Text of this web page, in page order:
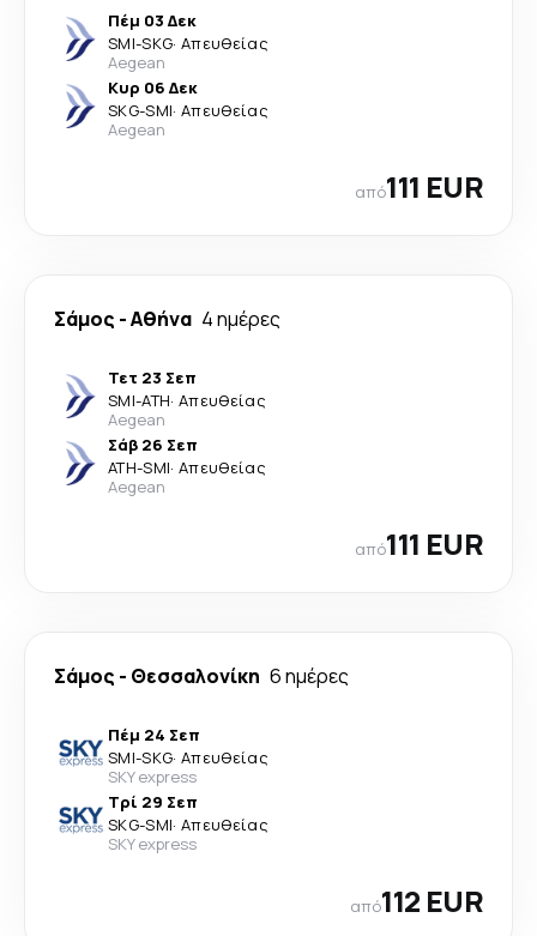
Πέμ 03 Δεκ
SMI-SKG· Απευθείας
Aegean
Κυρ 06 Δεκ
SKG-SMI· Απευθείας
Aegean
από111 EUR
Σάμος -Αθήνα 4 ημέρες
Τετ 23 Σεπ
SMI-ATH· Απευθείας
Aegean
Σάβ 26 Σεπ
ATH-SMI· Απευθείας
Aegean
από111 EUR
Σάμος - Θεσσαλονίκη 6 ημέρες
Πέμ 24 Σεπ
SMI-SKG· Απευθείας
SKY express
Τρί 29 Σεπ
SKG-SMI· Απευθείας
SKY express
από112 EUR